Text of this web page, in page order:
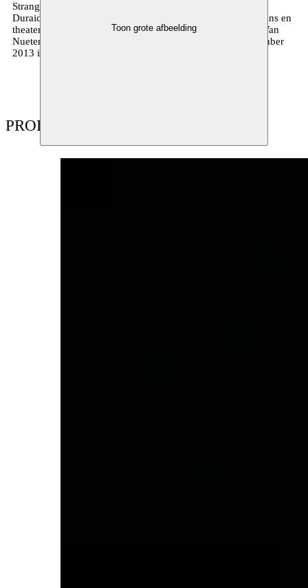
Toon grote afbeelding
Strange Fruit is het jonge gezelschap rond Amar Al Bojrad,
Duraid Abbas en Sarah Eisa, dat de grenzen aftast tussen dans en
theater. Strange Fruit realiseert samen met componist Guy Van
Nueten de productie
die op 26 september
2013 in première gaat in CC Berchem.
PRODUCTIES